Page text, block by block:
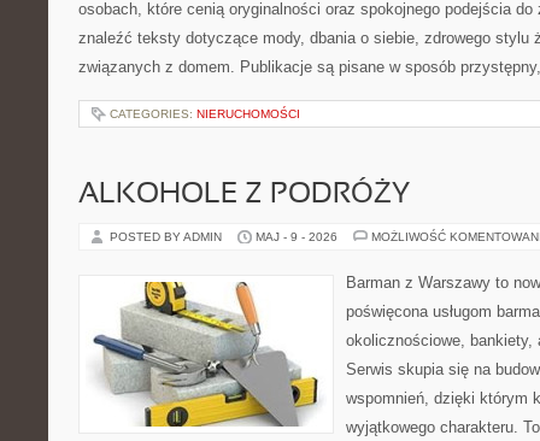
osobach, które cenią oryginalności oraz spokojnego podejścia
znaleźć teksty dotyczące mody, dbania o siebie, zdrowego stylu
związanych z domem. Publikacje są pisane w sposób
CATEGORIES: NIERUCHOMOŚCI
ALKOHOLE Z PODRÓŻY
POSTED BY ADMIN MAJ - 9 - 2026 MOŻLIWOŚĆ
Barman z Warszawy to
poświęcona usługom
okolicznościowe,
Serwis skupia się na
wspomnień, dzięki którym
wyjątkowego charakteru.